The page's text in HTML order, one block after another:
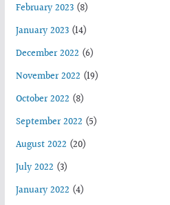
February 2023(8)
January 2023(14)
December 2022 (6)
November 2022 (19)
October 2022 (8)
September 2022 (5)
August 2022 (20)
July 2022 (3)
January 2022 (4)